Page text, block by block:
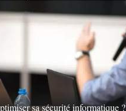
sa sécurité informatique ?
Mentions légales Sitemap